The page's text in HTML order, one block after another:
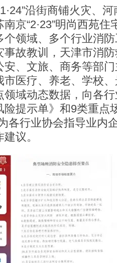
沿街商铺火灾、河
京“2·23”明尚西苑
个领域、多个行业消
事故教训，天津市消
安、文旅、商务等部
市医疗、养老、学校
域动态数据，向各
险提示单》和9类重点
各行业协会指导业内
议。